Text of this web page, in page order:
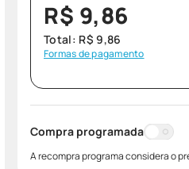
R$ 9,86
Total: R$ 9,86
Formas de pagamento
Compra programada
A recompra programa considera o